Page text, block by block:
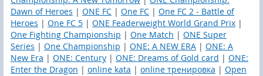
Dawn of Heroes | ONE FC | One FC | One FC 2 - Battle of
Heroes | One FC 5 | ONE Feaderweight World Grand Prix |
One Fighting Championship | One Match | ONE Super
Series | One Сhampionship | ONE: A NEW ERA | ONE: A
New Era | ONE: Century | ONE: Dreams of Gold card | ONE:
Enter the Dragon | online kata | online тренировка | Open